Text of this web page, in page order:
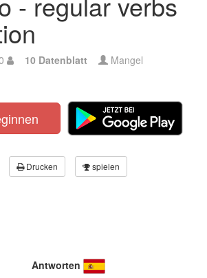
10 Datenblatt Mangel
Drucken spielen
Antworten